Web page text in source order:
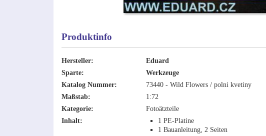
Produktinfo
Hersteller:
Eduard
Sparte:
Werkzeuge
Katalog Nummer:
73440 - Wild Flowers / polni kvetiny
Maßstab:
1:72
Kategorie:
Fotoätzteile
Inhalt:
1 PE-Platine
1 Bauanleitung, 2 Seiten